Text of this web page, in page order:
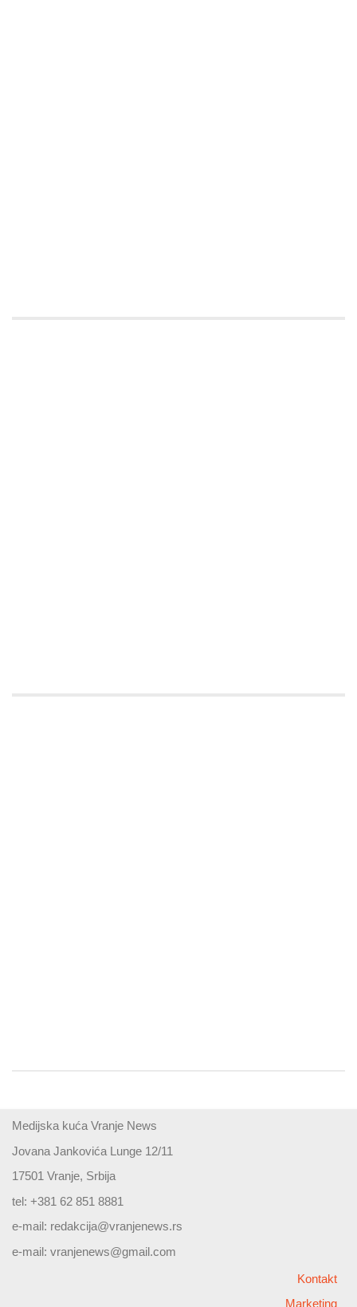
Medijska kuća Vranje News
Jovana Jankovića Lunge 12/11
17501 Vranje, Srbija
tel: +381 62 851 8881
e-mail: redakcija@vranjenews.rs
e-mail: vranjenews@gmail.com
Kontakt
Marketing